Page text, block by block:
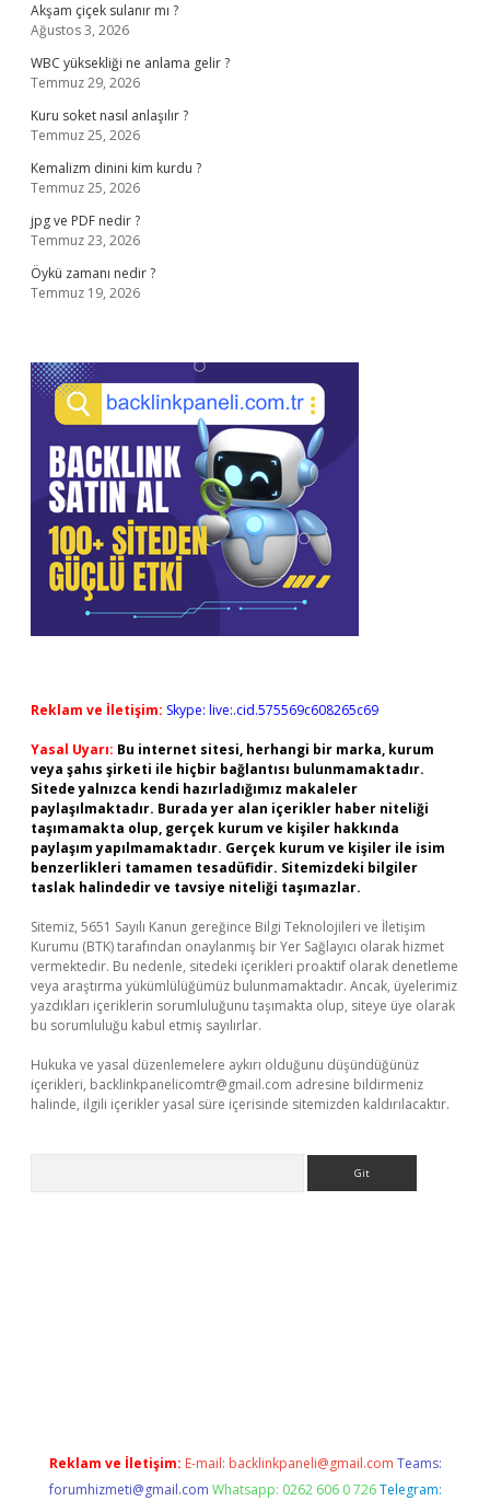
Akşam çiçek sulanır mı ?
Ağustos 3, 2026
WBC yüksekliği ne anlama gelir ?
Temmuz 29, 2026
Kuru soket nasıl anlaşılır ?
Temmuz 25, 2026
Kemalizm dinini kim kurdu ?
Temmuz 25, 2026
jpg ve PDF nedir ?
Temmuz 23, 2026
Öykü zamanı nedir ?
Temmuz 19, 2026
Reklam ve İletişim: Skype: live:.cid.575569c608265c69
Yasal Uyarı: Bu internet sitesi, herhangi bir marka, kurum
veya şahıs şirketi ile hiçbir bağlantısı bulunmamaktadır.
Sitede yalnızca kendi hazırladığımız makaleler
paylaşılmaktadır. Burada yer alan içerikler haber niteliği
taşımamakta olup, gerçek kurum ve kişiler hakkında
paylaşım yapılmamaktadır. Gerçek kurum ve kişiler ile isim
benzerlikleri tamamen tesadüfidir. Sitemizdeki bilgiler
taslak halindedir ve tavsiye niteliği taşımazlar.
Sitemiz, 5651 Sayılı Kanun gereğince Bilgi Teknolojileri ve İletişim
Kurumu (BTK) tarafından onaylanmış bir Yer Sağlayıcı olarak hizmet
vermektedir. Bu nedenle, sitedeki içerikleri proaktif olarak denetleme
veya araştırma yükümlülüğümüz bulunmamaktadır. Ancak, üyelerimiz
yazdıkları içeriklerin sorumluluğunu taşımakta olup, siteye üye olarak
bu sorumluluğu kabul etmiş sayılırlar.
Hukuka ve yasal düzenlemelere aykırı olduğunu düşündüğünüz
içerikleri, backlinkpanelicomtr@gmail.com adresine bildirmeniz
halinde, ilgili içerikler yasal süre içerisinde sitemizden kaldırılacaktır.
Reklam ve İletişim: E-mail: backlinkpaneli@gmail.com Teams:
forumhizmeti@gmail.com Whatsapp: 0262 606 0 726 Telegram: